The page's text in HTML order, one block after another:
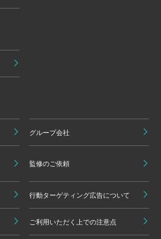
グループ会社
監修のご依頼
行動ターゲティング広告について
ご利用いただく上での注意点